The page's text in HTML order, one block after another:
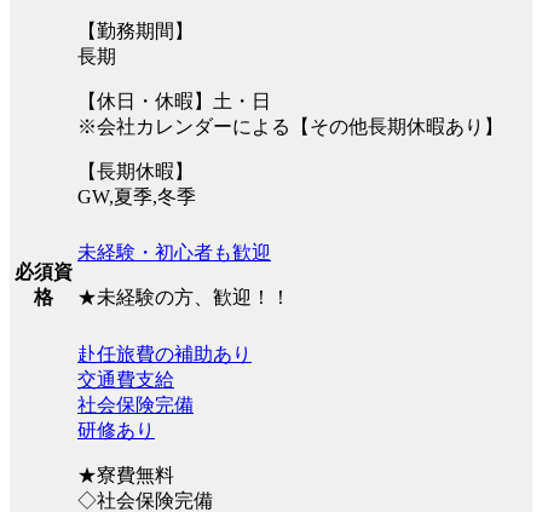
【勤務期間】
長期
【休日・休暇】土・日
※会社カレンダーによる【その他長期休暇あり】
【長期休暇】
GW,夏季,冬季
必須資
格
未経験・初心者も歓迎
★未経験の方、歓迎！！
赴任旅費の補助あり
交通費支給
社会保険完備
研修あり
★寮費無料
◇社会保険完備